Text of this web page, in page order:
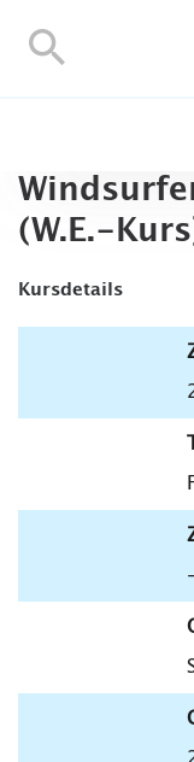
FORSCHUNG
ALUMNI
Kontakt
TH Online-Portal
(W.E.-
Kursdetails